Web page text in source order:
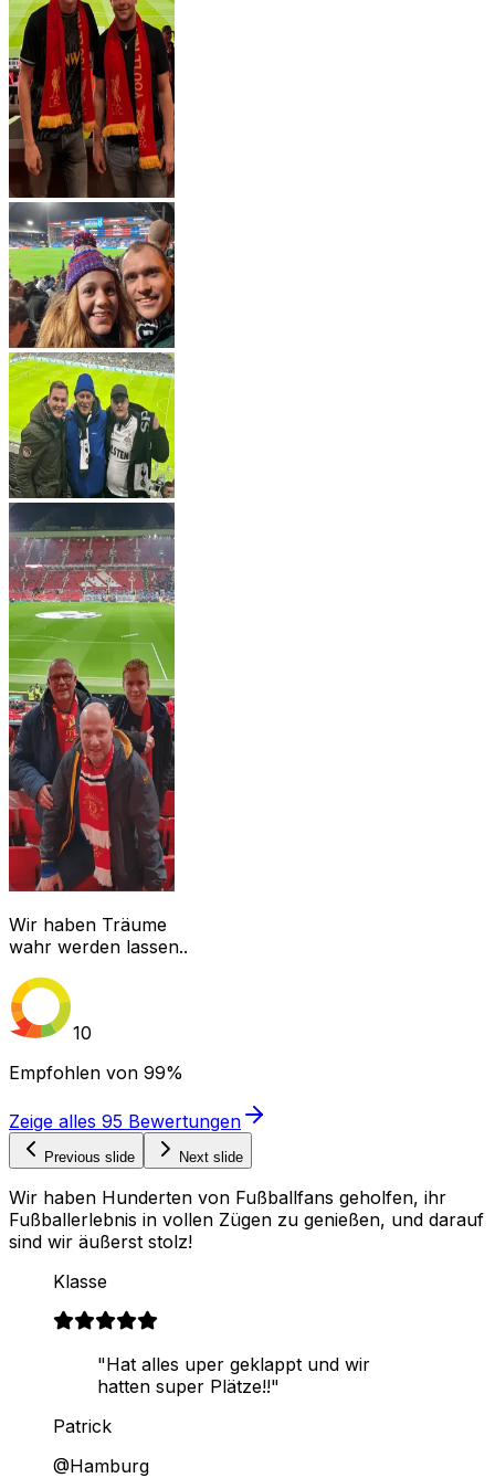
Wir haben Träume
wahr werden lassen..
10
Empfohlen von 99%
Zeige alles 95 Bewertungen
Previous slide Next slide
Wir haben Hunderten von Fußballfans geholfen, ihr
Fußballerlebnis in vollen Zügen zu genießen, und darauf
sind wir äußerst stolz!
Klasse
"Hat alles uper geklappt und wir
hatten super Plätze!!"
Patrick
@Hamburg